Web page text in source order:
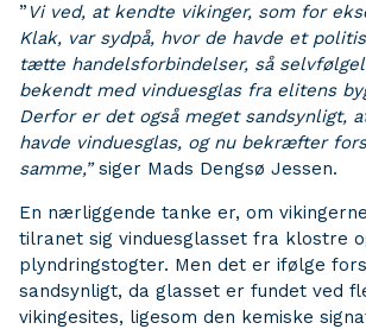
” Vi ved, at kendte vikinger, som for
Klak, var sydpå, hvor de havde et
tætte handelsforbindelser, så
bekendt med vinduesglas fra elitens
Derfor er det også meget sandsynligt,
havde vinduesglas, og nu bekræfter
samme,”siger Mads Dengsø Jessen.
En nærliggende tanke er, om
tilranet sig vinduesglasset fra klostre
plyndringstogter. Men det er ifølge
sandsynligt, da glasset er fundet ved
vikingesites, ligesom den kemiske